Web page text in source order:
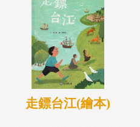
走鏢台江(繪本)